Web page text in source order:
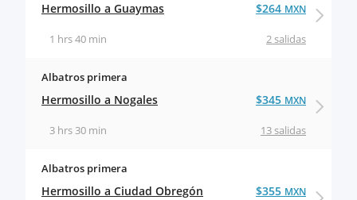
Hermosillo a Guaymas
2 salidas
1 hrs 40 min
$264 MXN
Albatros primera
Hermosillo a Nogales
13 salidas
3 hrs 30 min
$345 MXN
Albatros primera
Hermosillo a Ciudad Obregón $355 MXN